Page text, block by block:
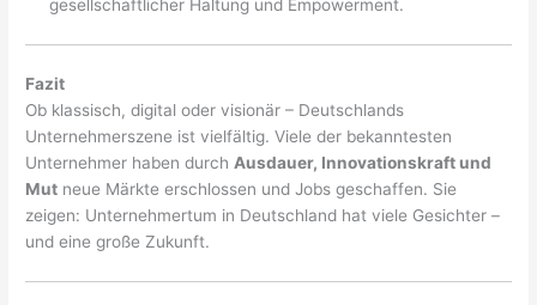
gesellschaftlicher Haltung und Empowerment.
Fazit
Ob klassisch, digital oder visionär – Deutschlands
Unternehmerszene ist vielfältig. Viele der bekanntesten
Unternehmer haben durch Ausdauer, Innovationskraft und
Mut neue Märkte erschlossen und Jobs geschaffen. Sie
zeigen: Unternehmertum in Deutschland hat viele Gesichter –
und eine große Zukunft.